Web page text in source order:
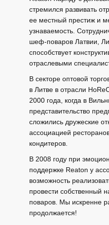
стремился развивать
ее местный престиж и
узнаваемость.
шеф-поваров Латвии,
способствует
отраслевыми
В секторе оптовой
в Литве в отрасли
2000 года, когда в
представительство
сложились дружеские
ассоциацией
кондитеров.
В 2008 году при
поддержке Reaton у
возможность
провести собственный
поваров. Мы искренне
продолжается!